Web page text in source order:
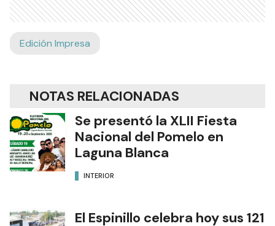
Edición Impresa
NOTAS RELACIONADAS
Se presentó la XLII Fiesta
Nacional del Pomelo en
Laguna Blanca
INTERIOR
El Espinillo celebra hoy sus 121